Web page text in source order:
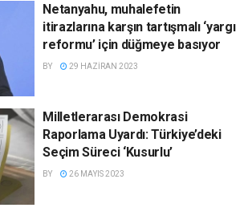
Netanyahu, muhalefetin
itirazlarına karşın tartışmalı ‘yargı
reformu’ için düğmeye basıyor
BY 29 HAZIRAN 2023
Milletlerarası Demokrasi
Raporlama Uyardı: Türkiye’deki
Seçim Süreci ‘Kusurlu’
BY 26 MAYIS 2023